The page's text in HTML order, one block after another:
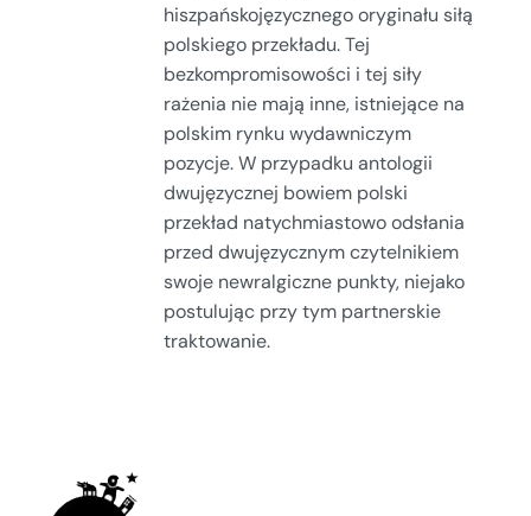
hiszpańskojęzycznego oryginału siłą
polskiego przekładu. Tej
bezkompromisowości i tej siły
rażenia nie mają inne, istniejące na
polskim rynku wydawniczym
pozycje. W przypadku antologii
dwujęzycznej bowiem polski
przekład natychmiastowo odsłania
przed dwujęzycznym czytelnikiem
swoje newralgiczne punkty, niejako
postulując przy tym partnerskie
traktowanie.